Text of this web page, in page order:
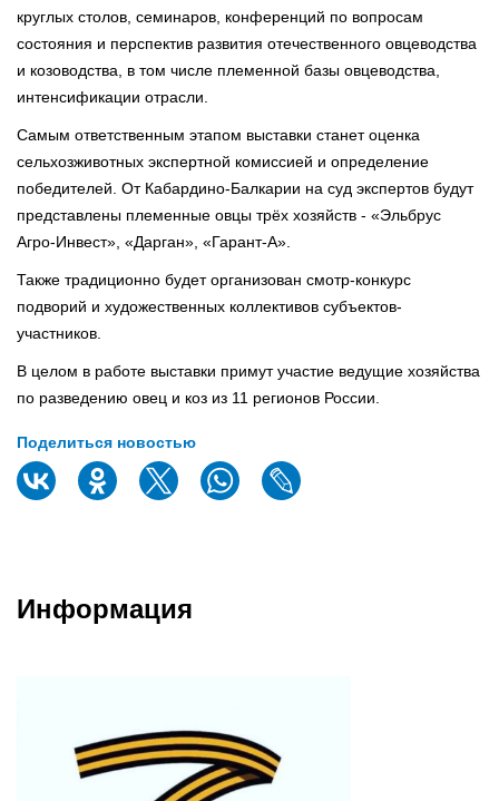
круглых столов, семинаров, конференций по вопросам
состояния и перспектив развития отечественного овцеводства
и козоводства, в том числе племенной базы овцеводства,
интенсификации отрасли.
Самым ответственным этапом выставки станет оценка
сельхозживотных экспертной комиссией и определение
победителей. От Кабардино-Балкарии на суд экспертов будут
представлены племенные овцы трёх хозяйств - «Эльбрус
Агро-Инвест», «Дарган», «Гарант-А».
Также традиционно будет организован смотр-конкурс
подворий и художественных коллективов субъектов-
участников.
В целом в работе выставки примут участие ведущие хозяйства
по разведению овец и коз из 11 регионов России.
Поделиться новостью
Информация